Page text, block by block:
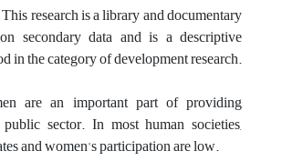
research is a library and documentary
secondary data and is a descriptive
in the category of development research.
are an important part of providing
sector. In most human societies,
and women's participation are low.